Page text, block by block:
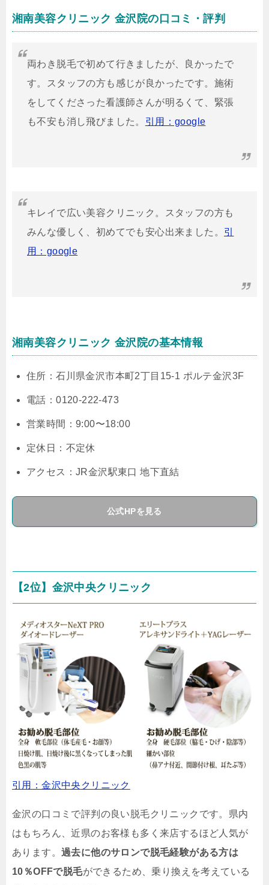
湘南美容クリニック 金沢院の口コミ・評判
両わき脱毛で初めて行きましたが、良かったで
す。スタッフの方も感じが良かったです。施術
をしてくださった看護師さんが明るくて、緊張
も不安も消し飛びました。 引用：google
キレイで広い美容クリニック。スタッフの方も
みんな優しく、初めてでも安心出来ました。 引
用：google
湘南美容クリニック 金沢院の基本情報
住所：石川県金沢市本町2丁目15-1 ポルテ金沢3F
電話：0120-222-473
営業時間：9:00〜18:00
定休日：不定休
アクセス：JR金沢駅東口 地下直結
公式HPを見る
【2位】金沢中央クリニック
引用：金沢中央クリニック
金沢の口コミで評判の良い脱毛クリニックです。県内
はもちろん、近県のお客様も多く来店するほど人気が
あります。 過去に他のサロンで脱毛経験がある方は
10％OFFで脱毛ができるため、乗り換えを考えている